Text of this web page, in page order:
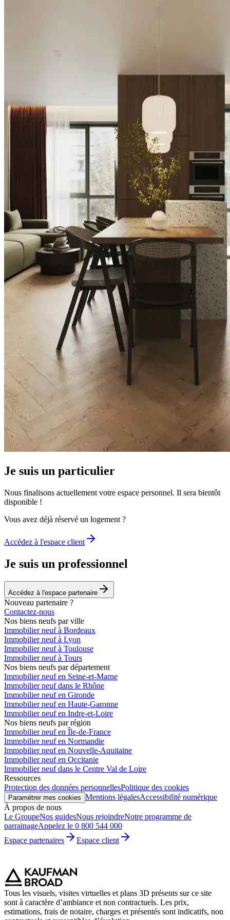
Je suis un particulier
Nous finalisons actuellement votre espace personnel. Il sera bientôt
disponible !
Vous avez déjà réservé un logement ?
Accédez à l'espace client
Je suis un professionnel
Accédez à l'espace partenaire
Nouveau partenaire ?
Contactez-nous
Nos biens neufs par ville
Immobilier neuf à Bordeaux
Immobilier neuf à Lyon
Immobilier neuf à Toulouse
Immobilier neuf à Tours
Nos biens neufs par département
Immobilier neuf en Seine-et-Marne
Immobilier neuf dans le Rhône
Immobilier neuf en Gironde
Immobilier neuf en Haute-Garonne
Immobilier neuf en Indre-et-Loire
Nos biens neufs par région
Immobilier neuf en Île-de-France
Immobilier neuf en Normandie
Immobilier neuf en Nouvelle-Aquitaine
Immobilier neuf en Occitanie
Immobilier neuf dans le Centre Val de Loire
Ressources
Protection des données personnellesPolitique des cookies
Paramétrer mes cookies Mentions légalesAccessibilité numérique
À propos de nous
Le GroupeNos guidesNous rejoindreNotre programme de
parrainageAppelez le 0 800 544 000
Espace partenaires
Espace client
Tous les visuels, visites virtuelles et plans 3D présents sur ce site
sont à caractère d’ambiance et non contractuels. Les prix,
estimations, frais de notaire, charges et présentés sont indicatifs, non